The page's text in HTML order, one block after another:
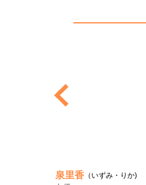
泉里香 （いずみ・りか)